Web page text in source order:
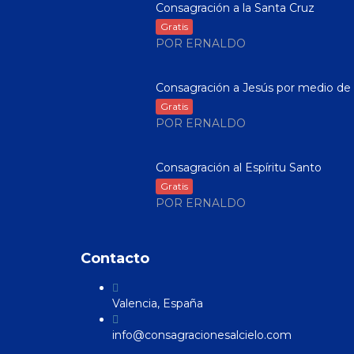
Consagración a la Santa Cruz
Gratis
POR ERNALDO
Consagración a Jesús por medio de
Gratis
POR ERNALDO
Consagración al Espíritu Santo
Gratis
POR ERNALDO
Contacto
Valencia, España
info@consagracionesalcielo.com